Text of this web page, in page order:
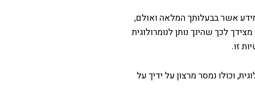
אשר בבעלותך המלאה ואולם,
לכך שהינך נותן לנומרולוגית
זו.
וכולו נמסר מרצון על ידיך על